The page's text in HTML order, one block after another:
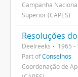
Campanha
Superior (CAPES)
Resoluções
Deelreeks
1965 -
Part ofConselhos
Coordenação de